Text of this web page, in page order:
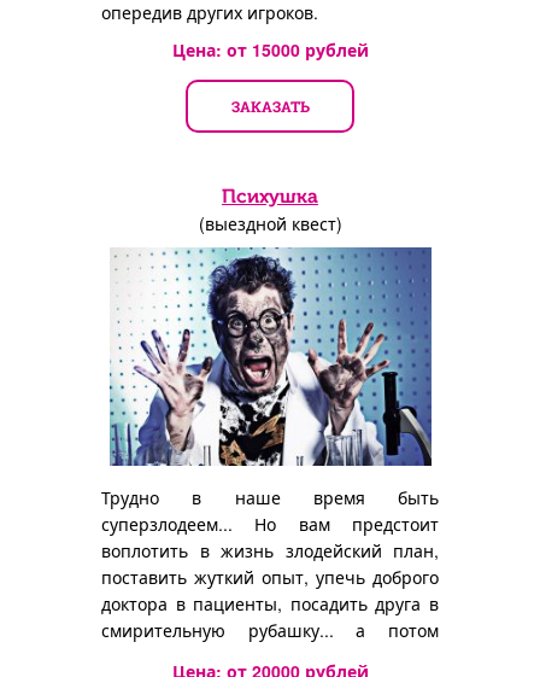
опередив других игроков.
Цена: от 15000рублей
ЗАКАЗАТЬ
Психушка
(выездной квест)
Трудно в наше время быть
суперзлодеем... Но вам предстоит
воплотить в жизнь злодейский план,
поставить жуткий опыт, упечь доброго
доктора в пациенты, посадить друга в
смирительную рубашку... а потом
Цена: от 20000рублей